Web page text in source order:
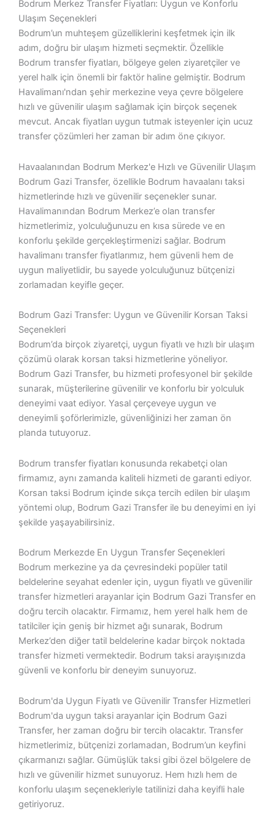
Bodrum Merkez Transfer Fiyatları: Uygun ve Konforlu
Ulaşım Seçenekleri
Bodrum’un muhteşem güzelliklerini keşfetmek için ilk
adım, doğru bir ulaşım hizmeti seçmektir. Özellikle
Bodrum transfer fiyatları, bölgeye gelen ziyaretçiler ve
yerel halk için önemli bir faktör haline gelmiştir. Bodrum
Havalimanı'ndan şehir merkezine veya çevre bölgelere
hızlı ve güvenilir ulaşım sağlamak için birçok seçenek
mevcut. Ancak fiyatları uygun tutmak isteyenler için ucuz
transfer çözümleri her zaman bir adım öne çıkıyor.
Havaalanından Bodrum Merkez'e Hızlı ve Güvenilir Ulaşım
Bodrum Gazi Transfer, özellikle Bodrum havaalanı taksi
hizmetlerinde hızlı ve güvenilir seçenekler sunar.
Havalimanından Bodrum Merkez’e olan transfer
hizmetlerimiz, yolculuğunuzu en kısa sürede ve en
konforlu şekilde gerçekleştirmenizi sağlar. Bodrum
havalimanı transfer fiyatlarımız, hem güvenli hem de
uygun maliyetlidir, bu sayede yolculuğunuz bütçenizi
zorlamadan keyifle geçer.
Bodrum Gazi Transfer: Uygun ve Güvenilir Korsan Taksi
Seçenekleri
Bodrum’da birçok ziyaretçi, uygun fiyatlı ve hızlı bir ulaşım
çözümü olarak korsan taksi hizmetlerine yöneliyor.
Bodrum Gazi Transfer, bu hizmeti profesyonel bir şekilde
sunarak, müşterilerine güvenilir ve konforlu bir yolculuk
deneyimi vaat ediyor. Yasal çerçeveye uygun ve
deneyimli şoförlerimizle, güvenliğinizi her zaman ön
planda tutuyoruz.
Bodrum transfer fiyatları konusunda rekabetçi olan
firmamız, aynı zamanda kaliteli hizmeti de garanti ediyor.
Korsan taksi Bodrum içinde sıkça tercih edilen bir ulaşım
yöntemi olup, Bodrum Gazi Transfer ile bu deneyimi en iyi
şekilde yaşayabilirsiniz.
Bodrum Merkezde En Uygun Transfer Seçenekleri
Bodrum merkezine ya da çevresindeki popüler tatil
beldelerine seyahat edenler için, uygun fiyatlı ve güvenilir
transfer hizmetleri arayanlar için Bodrum Gazi Transfer en
doğru tercih olacaktır. Firmamız, hem yerel halk hem de
tatilciler için geniş bir hizmet ağı sunarak, Bodrum
Merkez’den diğer tatil beldelerine kadar birçok noktada
transfer hizmeti vermektedir. Bodrum taksi arayışınızda
güvenli ve konforlu bir deneyim sunuyoruz.
Bodrum'da Uygun Fiyatlı ve Güvenilir Transfer Hizmetleri
Bodrum'da uygun taksi arayanlar için Bodrum Gazi
Transfer, her zaman doğru bir tercih olacaktır. Transfer
hizmetlerimiz, bütçenizi zorlamadan, Bodrum’un keyfini
çıkarmanızı sağlar. Gümüşlük taksi gibi özel bölgelere de
hızlı ve güvenilir hizmet sunuyoruz. Hem hızlı hem de
konforlu ulaşım seçenekleriyle tatilinizi daha keyifli hale
getiriyoruz.